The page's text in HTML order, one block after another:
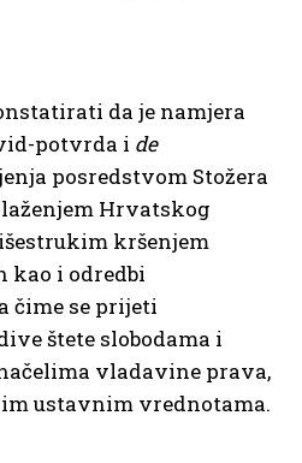
da je namjera
potvrda i de
posredstvom Stožera
Hrvatskog
kršenjem
kao i odredbi
čime se prijeti
štete slobodama i
vladavine prava,
ustavnim vrednotama.